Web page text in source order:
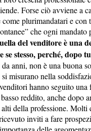
Forse ciò avviene a
plurimandatari e con
che ogni mandato
del venditore è una
se stesso, perché, dopo
anni, non è una buona
misurano nella
hanno seguito una
reddito, anche dopo
della professione.
inviti a fare